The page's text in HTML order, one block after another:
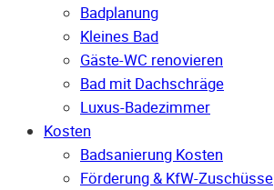
Badplanung
Kleines Bad
Gäste-WC renovieren
Bad mit Dachschräge
Luxus-Badezimmer
Kosten
Badsanierung Kosten
Förderung & KfW-Zuschüsse